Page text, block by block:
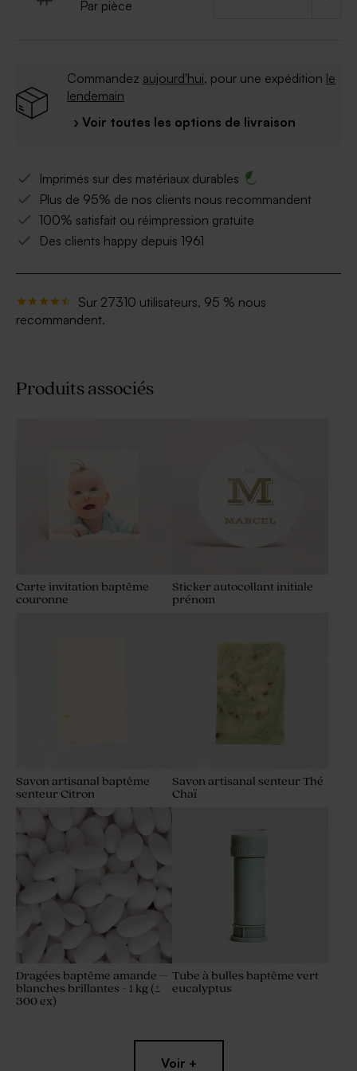
Par pièce
Commandez aujourd'hui, pour une expédition le
lendemain
› Voir toutes les options de livraison
Imprimés sur des matériaux durables
Plus de 95% de nos clients nous recommandent
100% satisfait ou réimpression gratuite
Des clients happy depuis 1961
Sur 27310 utilisateurs, 95 % nous
recommandent.
Produits associés
Carte invitation baptême
couronne
Sticker autocollant initiale
prénom
Savon artisanal baptême
senteur Citron
Savon artisanal senteur Thé
Chaï
Dragées baptême amande –
blanches brillantes - 1 kg (±
300 ex)
Tube à bulles baptême vert
eucalyptus
Voir +